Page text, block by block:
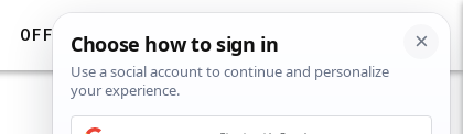
OFF